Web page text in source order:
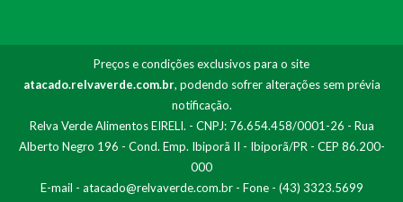
Preços e condições exclusivos para o site
atacado.relvaverde.com.br, podendo sofrer alterações sem prévia
notificação.
Relva Verde Alimentos EIRELI. - CNPJ: 76.654.458/0001-26 - Rua
Alberto Negro 196 - Cond. Emp. Ibiporã II - Ibiporã/PR - CEP 86.200-
000
E-mail - atacado@relvaverde.com.br- Fone - (43) 3323.5699